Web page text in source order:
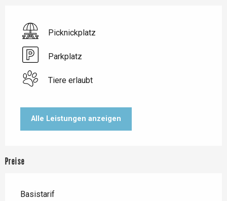
Picknickplatz
Parkplatz
Tiere erlaubt
Alle Leistungen anzeigen
Preise
Basistarif